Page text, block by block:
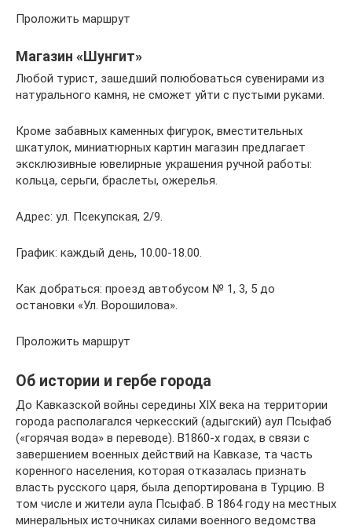
Проложить маршрут
Магазин «Шунгит»
Любой турист, зашедший полюбоваться сувенирами из
натурального камня, не сможет уйти с пустыми руками.
Кроме забавных каменных фигурок, вместительных
шкатулок, миниатюрных картин магазин предлагает
эксклюзивные ювелирные украшения ручной работы:
кольца, серьги, браслеты, ожерелья.
Адрес: ул. Псекупская, 2/9.
График: каждый день, 10.00-18.00.
Как добраться: проезд автобусом № 1, 3, 5 до
остановки «Ул. Ворошилова».
Проложить маршрут
Об истории и гербе города
До Кавказской войны середины XIX века на территории
города располагался черкесский (адыгский) аул Псыфаб
(«горячая вода» в переводе). В1860-х годах, в связи с
завершением военных действий на Кавказе, та часть
коренного населения, которая отказалась признать
власть русского царя, была депортирована в Турцию. В
том числе и жители аула Псыфаб. В 1864 году на местных
минеральных источниках силами военного ведомства